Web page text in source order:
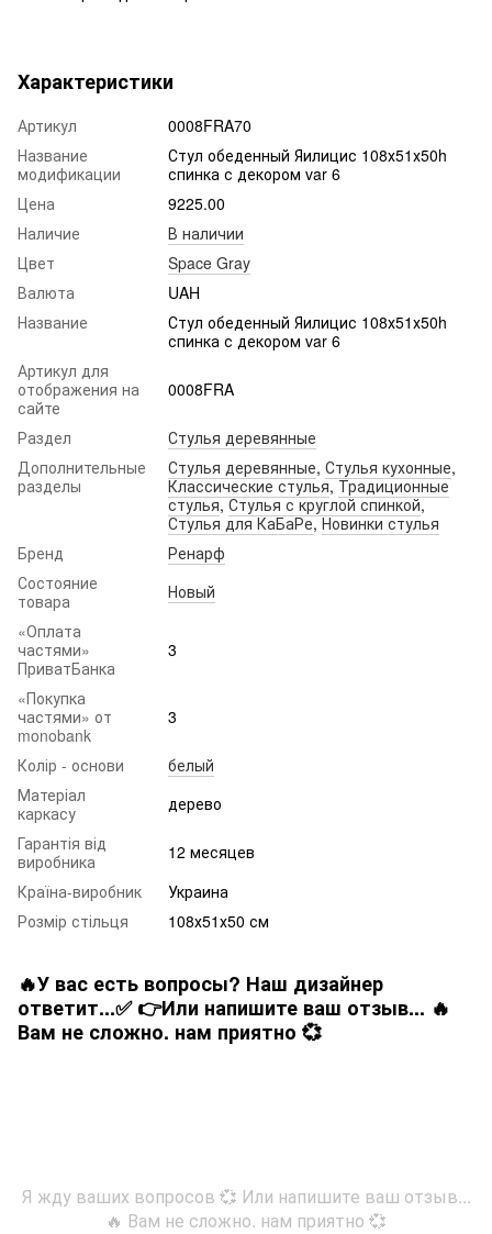
Характеристики
Артикул
0008FRA70
Название
модификации
Стул обеденный Яилицис 108х51х50h
спинка с декором var 6
Цена
9225.00
Наличие
В наличии
Цвет
Space Gray
Валюта
UAH
Название
Стул обеденный Яилицис 108х51х50h
спинка с декором var 6
Артикул для
отображения на
сайте
0008FRA
Раздел
Стулья деревянные
Дополнительные
разделы
Стулья деревянные, Стулья кухонные,
Классические стулья,Традиционные
стулья,Стулья с круглой спинкой,
Стулья для КаБаРе,Новинки стулья
Бренд
Ренарф
Состояние
товара
Новый
«Оплата
частями»
ПриватБанка
3
«Покупка
частями» от
monobank
3
Колір - основи
белый
Матеріал
каркасу
дерево
Гарантія від
виробника
12 месяцев
Країна-виробник
Украина
Розмір стільця
108х51х50 см
🔥У вас есть вопросы? Наш дизайнер
ответит...✅ 👉Или напишите ваш отзыв... 🔥
Вам не сложно. нам приятно 💞
Я жду ваших вопросов 💞 Или напишите ваш отзыв...
🔥 Вам не сложно. нам приятно 💞